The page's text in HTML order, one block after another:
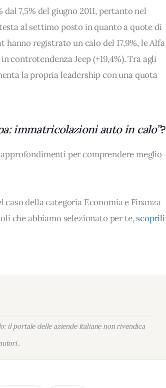
7,5% del giugno 2011, pertanto nel
al settimo posto in quanto a quote di
registrato un calo del 17,9%, le Alfa
controtendenza Jeep (+19,4%). Tra agli
la propria leadership con una quota
immatricolazioni auto in calo”?
per comprendere meglio
della categoria Economia e Finanza
che abbiamo selezionato per te,scoprili
il portale delle aziende italiane non rivendica